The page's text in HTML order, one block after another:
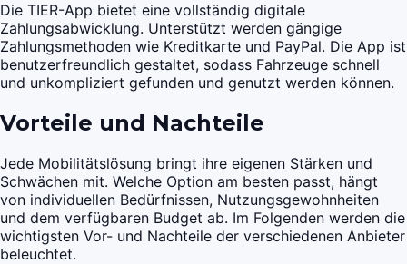
Die TIER-App bietet eine vollständig digitale
Zahlungsabwicklung. Unterstützt werden gängige
Zahlungsmethoden wie Kreditkarte und PayPal. Die App ist
benutzerfreundlich gestaltet, sodass Fahrzeuge schnell
und unkompliziert gefunden und genutzt werden können.
Vorteile und Nachteile
Jede Mobilitätslösung bringt ihre eigenen Stärken und
Schwächen mit. Welche Option am besten passt, hängt
von individuellen Bedürfnissen, Nutzungsgewohnheiten
und dem verfügbaren Budget ab. Im Folgenden werden die
wichtigsten Vor- und Nachteile der verschiedenen Anbieter
beleuchtet.